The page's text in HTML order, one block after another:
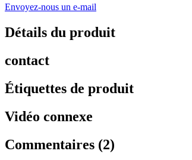
Envoyez-nous un e-mail
Détails du produit
contact
Étiquettes de produit
Vidéo connexe
Commentaires (2)